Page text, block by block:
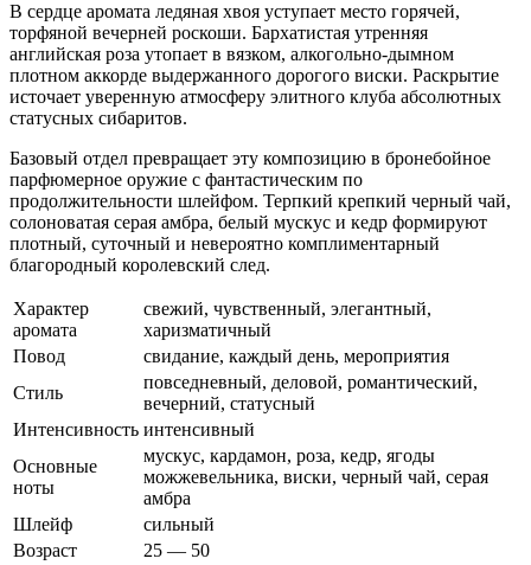
В сердце аромата ледяная хвоя уступает место горячей,
торфяной вечерней роскоши. Бархатистая утренняя
английская роза утопает в вязком, алкогольно-дымном
плотном аккорде выдержанного дорогого виски. Раскрытие
источает уверенную атмосферу элитного клуба абсолютных
статусных сибаритов.
Базовый отдел превращает эту композицию в бронебойное
парфюмерное оружие с фантастическим по
продолжительности шлейфом. Терпкий крепкий черный чай,
солоноватая серая амбра, белый мускус и кедр формируют
плотный, суточный и невероятно комплиментарный
благородный королевский след.
Характер
аромата
свежий, чувственный, элегантный,
харизматичный
Повод
свидание, каждый день, мероприятия
Стиль
повседневный, деловой, романтический,
вечерний, статусный
Интенсивность интенсивный
Основные
ноты
мускус, кардамон, роза, кедр, ягоды
можжевельника, виски, черный чай, серая
амбра
Шлейф
сильный
Возраст
25 — 50